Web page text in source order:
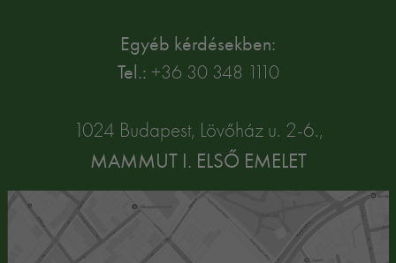
Egyéb kérdésekben:
Tel.: +36 30 348 1110
1024 Budapest, Lövőház u. 2-6.,
MAMMUT I. ELSŐ EMELET